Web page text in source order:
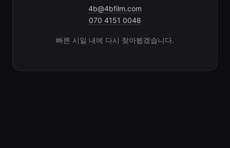
4b@4bfilm.com
070 4151 0048
빠른 시일 내에 다시 찾아뵙겠습니다.